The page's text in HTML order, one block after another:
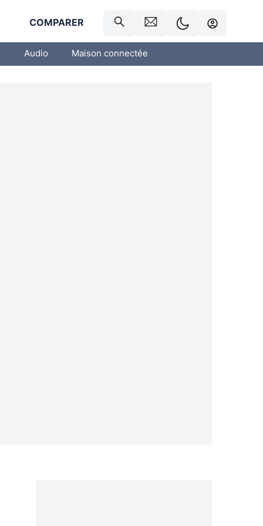
COMPARER
Audio Maison connectée